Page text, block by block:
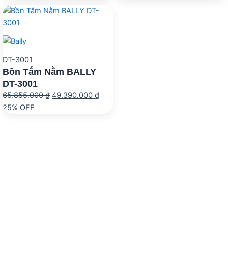
là:
DT-3001
Bồn Tắm Nằm BALLY
DT-3001
65.855.000₫ Giá
49.390.000 ₫Giá
25% OFF